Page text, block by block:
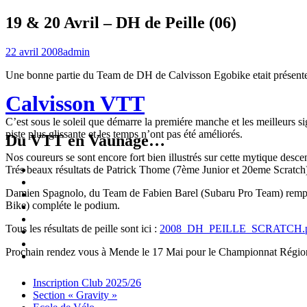
Calvisson VTT
Du VTT en Vaunage…
Inscription
2025/26
« Gravity »
Ecole
de
Championnat
2026
2026
Nous
tenues
Partenaires
Menu
Widgets
Recherche
Aller
Inscription Club 2025/26
Section « Gravity »
19 & 20 Avril – DH de Peille (06)
22 avril 2008admin
Une bonne partie du Team de DH de Calvisson Egobike etait
C’est sous le soleil que démarre la premiére manche et les
piste plus glissante et les temps n’ont pas été améliorés.
Nos coureurs se sont encore fort bien illustrés sur cette mytique
Trés beaux résultats de Patrick Thome (7ème Junior et 20eme
Damien Spagnolo, du Team de Fabien Barel (Subaru Pro Team)
Bike) compléte le podium.
Tous les résultats de peille sont ici :
Prochain rendez vous à Mende le 17 Mai pour le Championnat